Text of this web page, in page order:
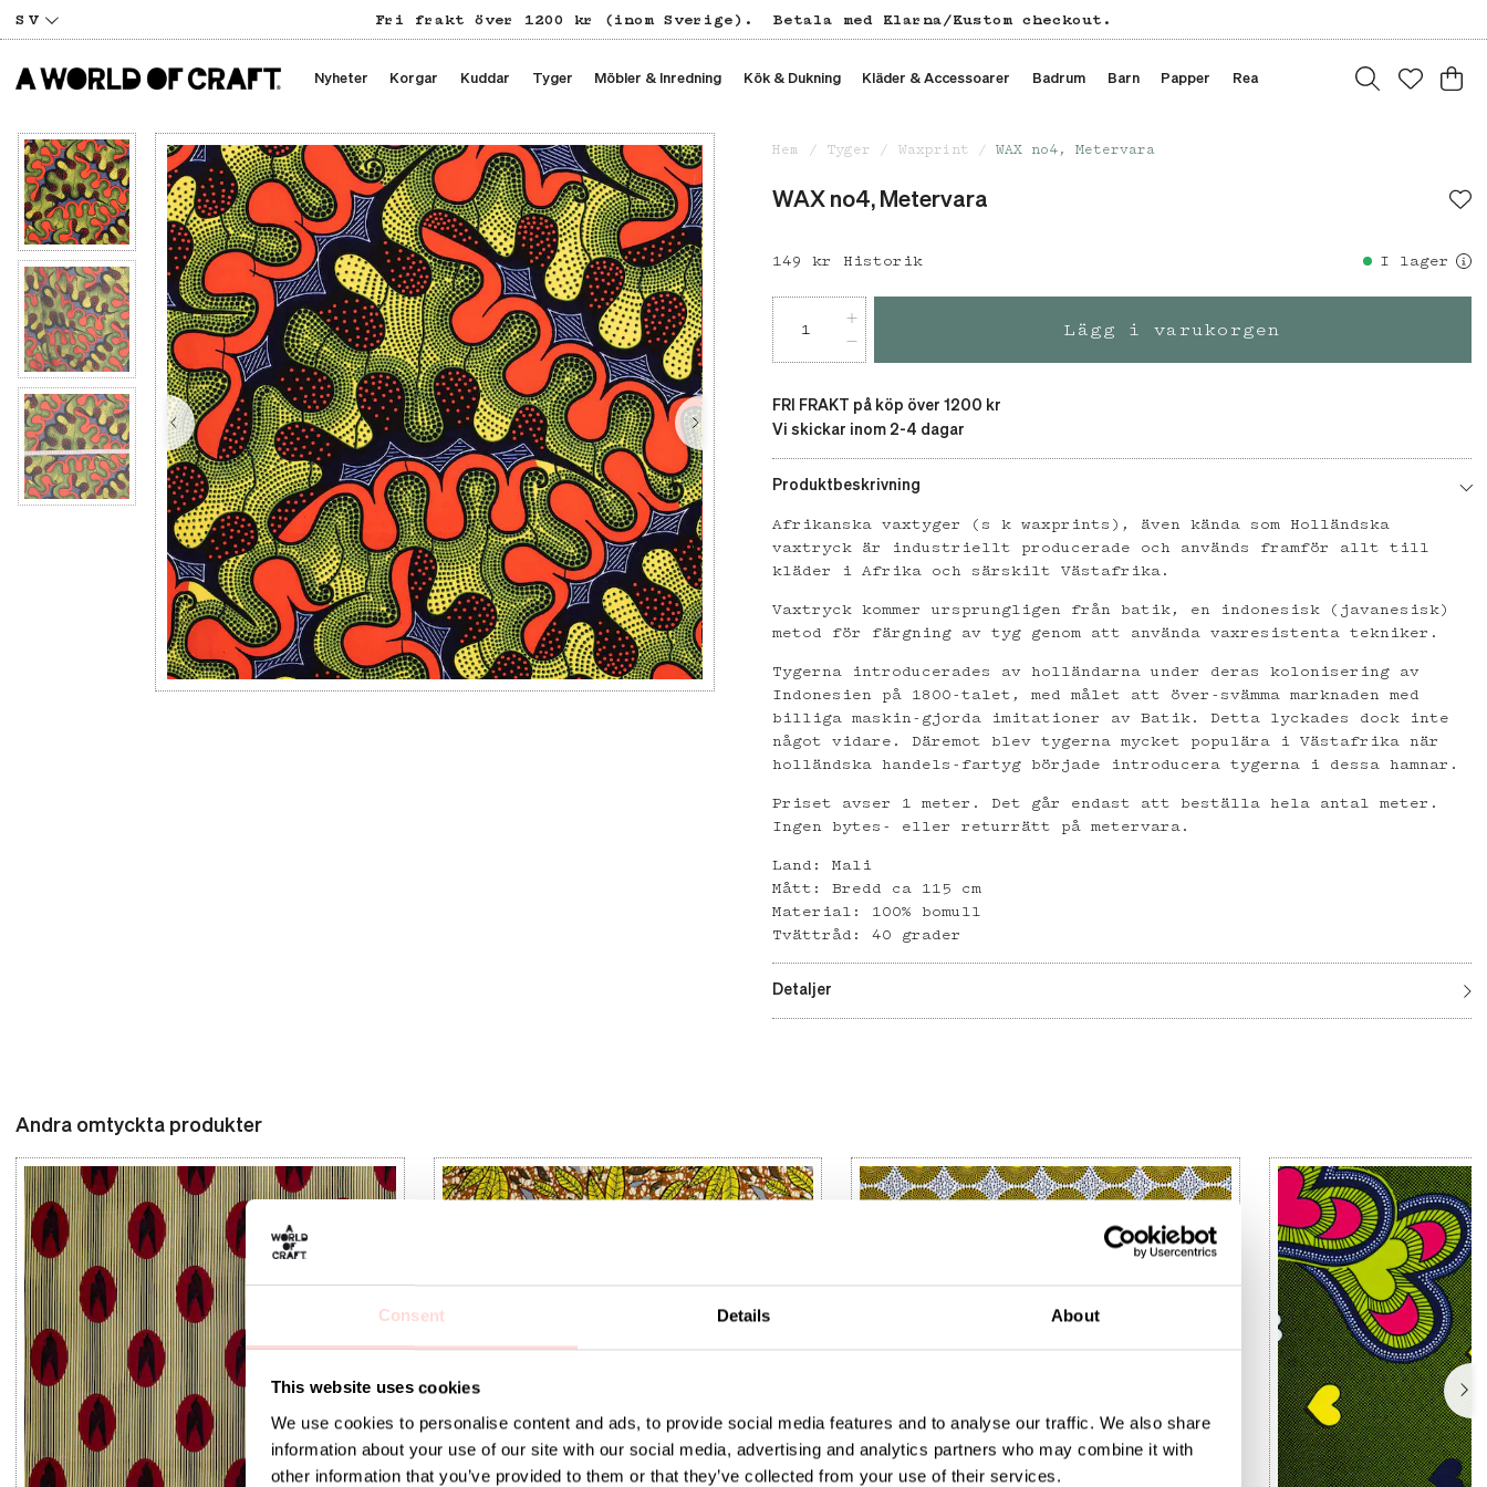
Consent Details About
This website uses cookies
We use cookies to personalise content and ads, to provide social media features and to analyse our traffic. We also share
information about your use of our site with our social media, advertising and analytics partners who may combine it with
other information that you’ve provided to them or that they’ve collected from your use of their services.
SV Fri frakt över 1200 kr (inom Sverige). Betala med Klarna/Kustom checkout.
Nyheter Korgar Kuddar Tyger Möbler & Inredning Kök & Dukning Kläder & Accessoarer Badrum Barn Papper Rea
Hem Tyger Waxprint WAX no4, Metervara
WAX no4, Metervara
Pris: 149 kr
149 kr Historik I lager
Lägg i varukorgen
FRI FRAKT på köp över 1200 kr
Vi skickar inom 2-4 dagar
Produktbeskrivning
Afrikanska vaxtyger (s k waxprints), även kända som Holländska
vaxtryck är industriellt producerade och används framför allt till
kläder i Afrika och särskilt Västafrika.
Vaxtryck kommer ursprungligen från batik, en indonesisk (javanesisk)
metod för färgning av tyg genom att använda vaxresistenta tekniker.
Tygerna introducerades av holländarna under deras kolonisering av
Indonesien på 1800-talet, med målet att över-svämma marknaden med
billiga maskin-gjorda imitationer av Batik. Detta lyckades dock inte
något vidare. Däremot blev tygerna mycket populära i Västafrika när
holländska handels-fartyg började introducera tygerna i dessa hamnar.
Priset avser 1 meter. Det går endast att beställa hela antal meter.
Ingen bytes- eller returrätt på metervara.
Land: Mali
Mått: Bredd ca 115 cm
Material: 100% bomull
Tvättråd: 40 grader
Detaljer
Andra omtyckta produkter